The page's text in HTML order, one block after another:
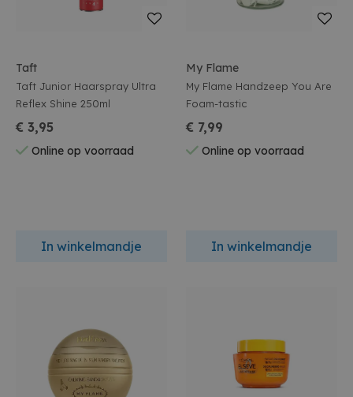
Taft
Taft Junior Haarspray Ultra
Reflex Shine 250ml
€ 3,95
Online op voorraad
In winkelmandje
My Flame
My Flame Handzeep You Are
Foam-tastic
€ 7,99
Online op voorraad
In winkelmandje